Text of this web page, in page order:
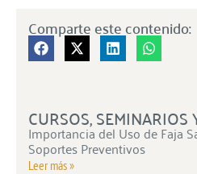
Comparte este contenido:
CURSOS,
Importancia del Uso de Faja
Soportes Preventivos
Leer más »